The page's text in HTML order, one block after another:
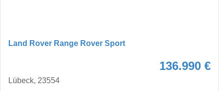
Land Rover Range Rover Sport
136.990 €
Lübeck, 23554